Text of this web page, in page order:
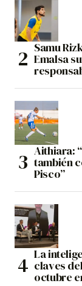
Samu
Emalsa
Aithiara:
también
Pisco”
La
claves
octubre